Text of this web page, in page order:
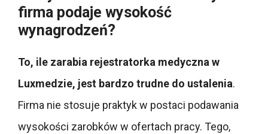
firma podaje wysokość
wynagrodzeń?
To, ile zarabia rejestratorka medyczna w
Luxmedzie, jest bardzo trudne do ustalenia.
Firma nie stosuje praktyk w postaci podawania
wysokości zarobków w ofertach pracy. Tego,